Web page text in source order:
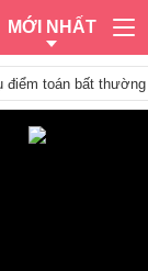
MỚI NHẤT
điểm toán bất